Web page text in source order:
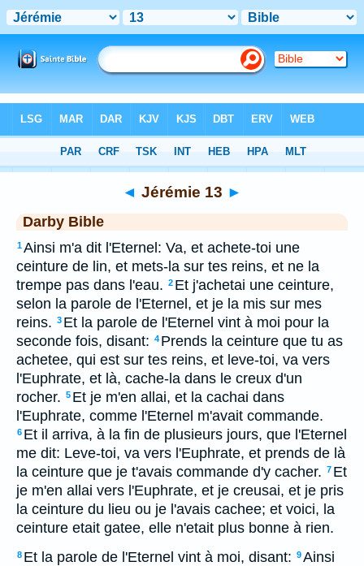
> Jérémie 13
◄ Jérémie 13 ►
Darby Bible
1Ainsi m'a dit l'Eternel: Va, et achete-toi une
ceinture de lin, et mets-la sur tes reins, et ne la
trempe pas dans l'eau. 2 Et j'achetai une ceinture,
selon la parole de l'Eternel, et je la mis sur mes
reins. 3 Et la parole de l'Eternel vint à moi pour la
seconde fois, disant: 4 Prends la ceinture que tu as
achetee, qui est sur tes reins, et leve-toi, va vers
l'Euphrate, et là, cache-la dans le creux d'un
rocher. 5 Et je m'en allai, et la cachai dans
l'Euphrate, comme l'Eternel m'avait commande.
6 Et il arriva, à la fin de plusieurs jours, que l'Eternel
me dit: Leve-toi, va vers l'Euphrate, et prends de là
la ceinture que je t'avais commande d'y cacher. 7 Et
je m'en allai vers l'Euphrate, et je creusai, et je pris
la ceinture du lieu ou je l'avais cachee; et voici, la
ceinture etait gatee, elle n'etait plus bonne à rien.
8 Et la parole de l'Eternel vint à moi, disant: 9Ainsi